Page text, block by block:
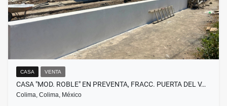
CASA VENTA
CASA "MOD. ROBLE" EN PREVENTA, FRACC. PUERTA DEL V…
Colima, Colima, México